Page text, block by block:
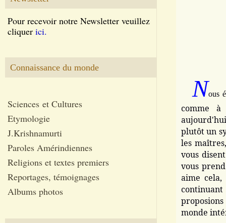
Pour recevoir notre Newsletter veuillez
cliquer ici.
Connaissance du monde
Sciences et Cultures
Etymologie
J.Krishnamurti
Paroles Amérindiennes
Religions et textes premiers
Reportages, témoignages
Albums photos
Nous
comme
plutôt un
les
vous
vous
aime
monde